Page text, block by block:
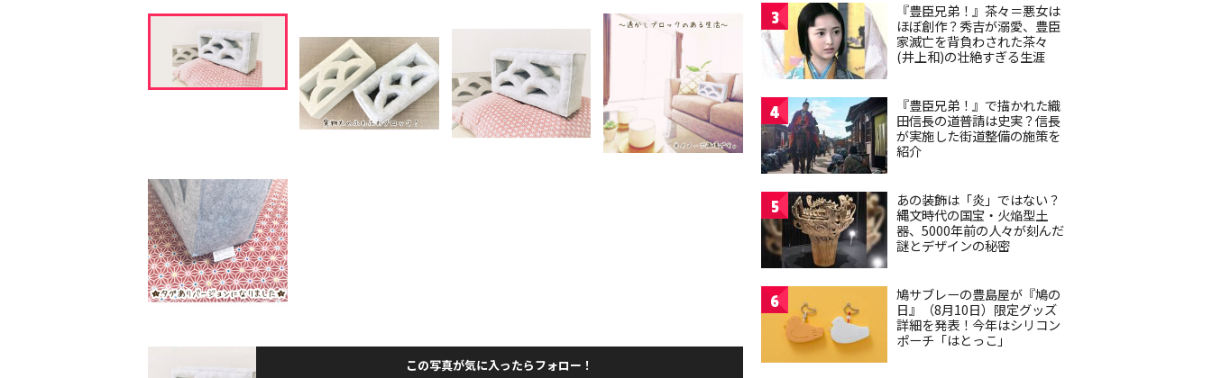
この写真が気に入ったらフォロー！
3
『豊臣兄弟！』茶々＝悪女は
ほぼ創作？秀吉が溺愛、豊臣
家滅亡を背負わされた茶々
(井上和)の壮絶すぎる生涯
4
『豊臣兄弟！』で描かれた織
田信長の道普請は史実？信長
が実施した街道整備の施策を
紹介
5
あの装飾は「炎」ではない？
縄文時代の国宝・火焔型土
器、5000年前の人々が刻んだ
謎とデザインの秘密
6
鳩サブレーの豊島屋が『鳩の
日』（8月10日）限定グッズ
詳細を発表！今年はシリコン
ポーチ「はとっこ」